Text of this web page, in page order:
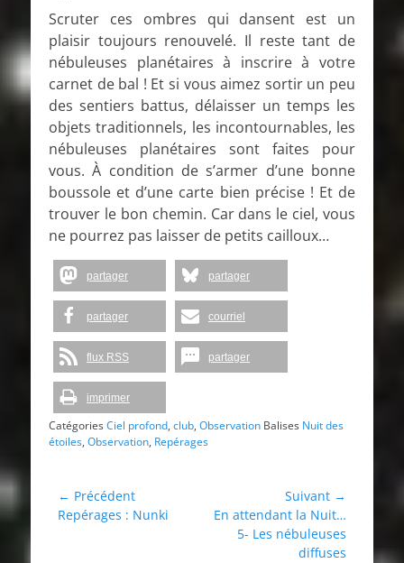
Scruter ces ombres qui dansent est un
plaisir toujours renouvelé. Il reste tant de
nébuleuses planétaires à inscrire à votre
carnet de bal ! Et si vous aimez sortir un peu
des sentiers battus, délaisser un temps les
objets traditionnels, les incontournables, les
nébuleuses planétaires sont faites pour
vous. À condition de s’armer d’une bonne
boussole et d’une carte bien précise ! Et de
trouver le bon chemin. Car dans le ciel, vous
ne pourrez pas laisser de petits cailloux…
partager partager
partager courriel
flux RSS partager
imprimer
CatégoriesCiel profond, club, Observation Balises Nuit des
étoiles, Observation, Repérages
Navigation
de
← Précédent
Article
Repérages : Nunki
Suivant →
Article
suivant :
En attendant la Nuit…
5- Les nébuleuses
diffuses